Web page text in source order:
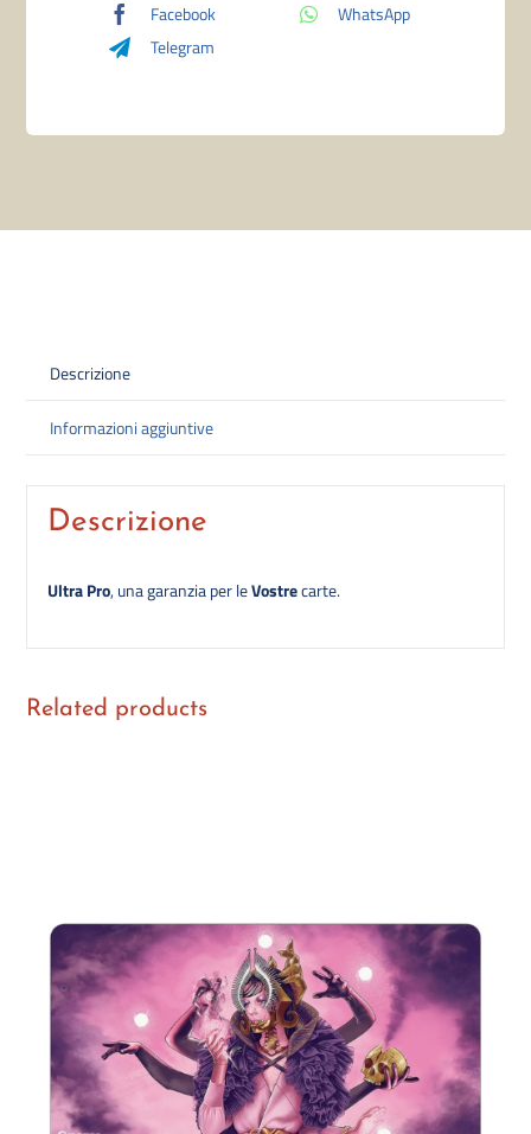
Facebook
WhatsApp
Telegram
Descrizione
Informazioni aggiuntive
Descrizione
Ultra Pro, una garanzia per leVostrecarte.
Related products